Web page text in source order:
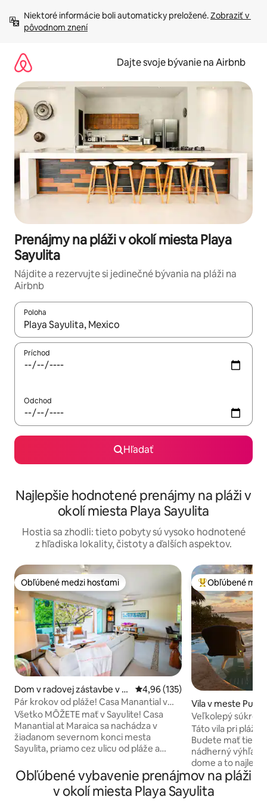
obsah.
Niektoré informácie boli automaticky preložené. Zobraziť v
pôvodnom znení
Dajte svoje bývanie na Airbnb
Prenájmy na pláži v okolí miesta Playa
Sayulita
Nájdite a rezervujte si jedinečné bývania na pláži na
Airbnb
Poloha
Keď budú výsledky k dispozícii, môžete si ich prechádzať
Príchod
Odchod
Hľadať
Najlepšie hodnotené prenájmy na pláži v
okolí miesta Playa Sayulita
Hostia sa zhodli: tieto pobyty sú vysoko hodnotené
z hľadiska lokality, čistoty a ďalších aspektov.
Obľúbené medzi hosťami
Obľúbené medzi hosťami
Dom v radovej zástavbe v m
este Sayulita
Priemerné ohodnotenie 4,96 z
4,96 (135)
Pár krokov od pláže! Casa Manantial v
Maraica Condos
Všetko MÔŽETE mať v Sayulite! Casa
Manantial at Maraica sa nachádza v
žiadanom severnom konci mesta
Sayulita, priamo cez ulicu od pláže a
spálne s vlastnou kúpeľňou, 2 kúpeľne,
obývacie, jedálenské a kuchynské
priestory. Posuvné dvere z obývacieho
Najobľúbenejšie
Obľúbené
Vila v meste
Veľkolepý
Táto vila pri pláži
Budete mať tie
nádherný výhľad
dome a to
vychutnať našu
ktorej je pekná
stráviť deň, cvičiť
Obľúbené vybavenie prenájmov na pláži
v okolí miesta Playa Sayulita